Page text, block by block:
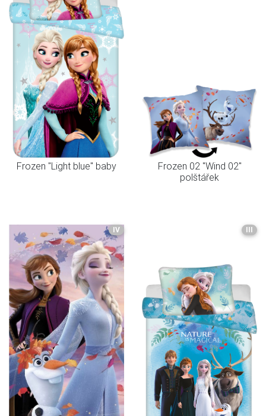
Frozen "Light blue" baby
Frozen 02 "Wind 02"
polštářek
IV III